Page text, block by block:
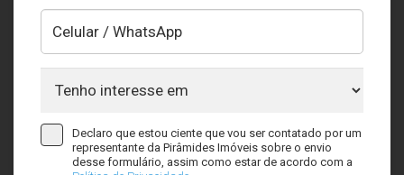
Declaro que estou ciente que vou ser contatado por um
representante da Pirâmides Imóveis sobre o envio
desse formulário, assim como estar de acordo com a